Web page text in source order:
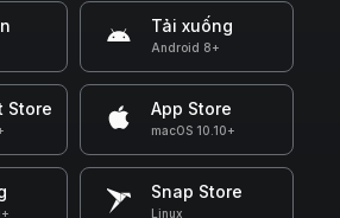
Tải xuống
Android 8+
Store App Store
macOS 10.10+
Snap Store
Linux